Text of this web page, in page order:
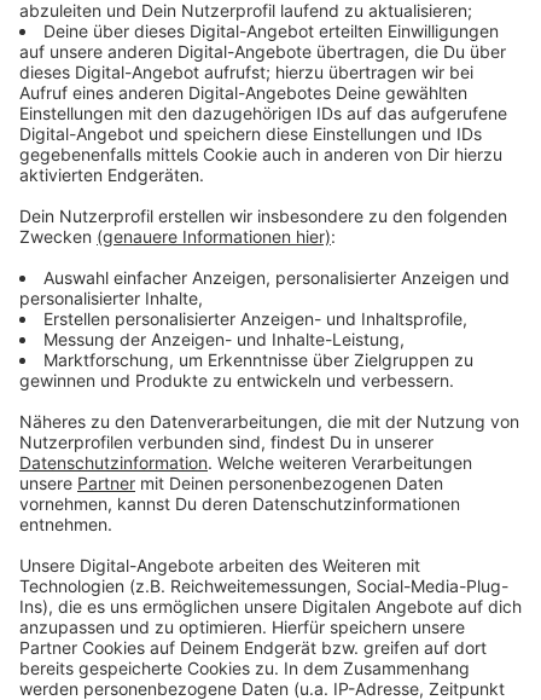
Anzeige
Was mit Arbeitsengagement gemeint ist
Anzeige
Im Mittelpunkt steht das sogenannte
sich Mitarbeitende über ihre reinen Aufgaben hinaus
einbringen. Es geht also nicht nur darum, ob jemand
seine Arbeit erledigt, sondern auch, mit wie viel
Motivation, Einsatz und persönlicher Beteiligung das
organisatorische als auch persönliche Einflussfaktoren
untersuchen. So soll herausgearbeitet werden,
wodurch Engagement im Beruf gestärkt werden kann.
Betreut wird das Projekt von
Professor für Wirtschafts-, Organisations- und
Arbeitspsychologie an der Hochschule Niederrhein.
Laut Hochschule gehört die Untersuchung aktueller
Fragen aus der Arbeits- und Organisationspsychologie
regelmäßig zum Seminar. Das Thema